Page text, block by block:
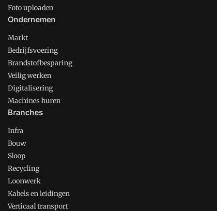
Foto uploaden
Ondernemen
Markt
Bedrijfsvoering
Brandstofbesparing
Veilig werken
Digitalisering
Machines huren
Branches
Infra
Bouw
Sloop
Recycling
Loonwerk
Kabels en leidingen
Verticaal transport